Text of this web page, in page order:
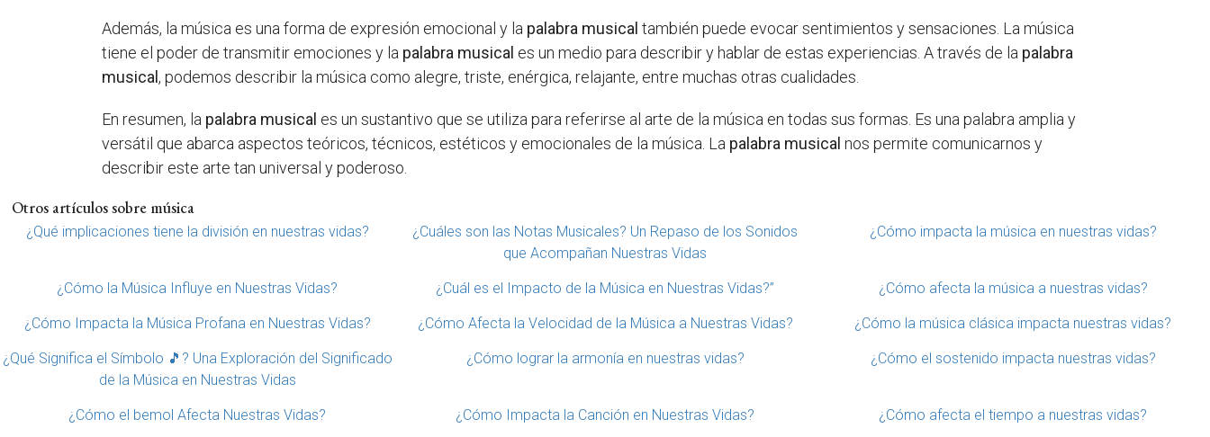
Además, la música es una forma de expresión emocional y la palabra musical también puede evocar sentimientos y sensaciones. La música
tiene el poder de transmitir emociones y la palabra musical es un medio para describir y hablar de estas experiencias. A través de la palabra
musical, podemos describir la música como alegre, triste, enérgica, relajante, entre muchas otras cualidades.
En resumen, la palabra musical es un sustantivo que se utiliza para referirse al arte de la música en todas sus formas. Es una palabra amplia y
versátil que abarca aspectos teóricos, técnicos, estéticos y emocionales de la música. La palabra musical nos permite comunicarnos y
describir este arte tan universal y poderoso.
Otros artículos sobre música
¿Qué implicaciones tiene la división en nuestras vidas?
¿Cuáles son las Notas Musicales? Un Repaso de los Sonidos
que Acompañan Nuestras Vidas
¿Cómo impacta la música en nuestras vidas?
¿Cómo la Música Influye en Nuestras Vidas? ¿Cuál es el Impacto de la Música en Nuestras Vidas?” ¿Cómo afecta la música a nuestras vidas?
¿Cómo Impacta la Música Profana en Nuestras Vidas? ¿Cómo Afecta la Velocidad de la Música a Nuestras Vidas? ¿Cómo la música clásica impacta nuestras vidas?
¿Qué Significa el Símbolo 🎵? Una Exploración del Significado
de la Música en Nuestras Vidas
¿Cómo lograr la armonía en nuestras vidas? ¿Cómo el sostenido impacta nuestras vidas?
¿Cómo el bemol Afecta Nuestras Vidas? ¿Cómo Impacta la Canción en Nuestras Vidas? ¿Cómo afecta el tiempo a nuestras vidas?